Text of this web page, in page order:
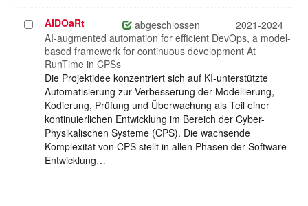
Projekt
auswählen
AIDOaRt abgeschlossen
2021-2024
AI-augmented automation for efficient DevOps, a model-
based framework for continuous development At
RunTime in CPSs
Die Projektidee konzentriert sich auf KI-unterstützte
Automatisierung zur Verbesserung der Modellierung,
Kodierung, Prüfung und Überwachung als Teil einer
kontinuierlichen Entwicklung im Bereich der Cyber-
Physikalischen Systeme (CPS). Die wachsende
Komplexität von CPS stellt in allen Phasen der Software-
Entwicklung…